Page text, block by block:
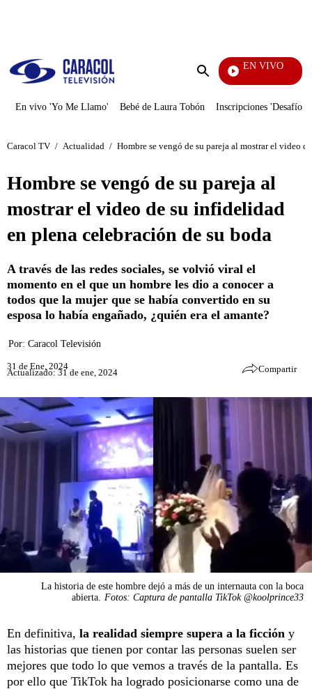
Enviar
EN VIVO
Yo Me
En vivo 'Yo Me Llamo' Bebé de Laura Tobón Inscripciones 'Desafío'
Caracol TV / Actualidad / Hombre se vengó de su pareja al mostrar el video
Hombre se vengó de su pareja al
mostrar el video de su infidelidad
en plena celebración de su boda
A través de las redes sociales, se volvió viral el
momento en el que un hombre les dio a conocer a
todos que la mujer que se había convertido en su
esposa lo había engañado, ¿quién era el amante?
Por: Caracol Televisión
31 de Ene, 2024
Actualizado: 31 de ene, 2024 Compartir
La historia de este hombre dejó a más de un internauta con la boca
abierta.
Fotos: Captura de pantalla TikTok @koolprince33
En definitiva, la realidad siempre supera a la ficción y
las historias que tienen por contar las personas suelen ser
mejores que todo lo que vemos a través de la pantalla. Es
por ello que TikTok ha logrado posicionarse como una de